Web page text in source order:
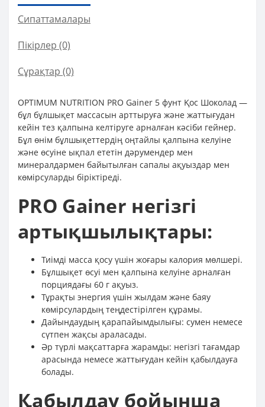
Сипаттамалары
Пікірлер (0)
Сұрақтар (0)
OPTIMUM NUTRITION PRO Gainer 5 фунт Қос Шоколад —
бұл бұлшықет массасын арттыруға және жаттығудан
кейін тез қалпына келтіруге арналған кәсіби гейнер.
Бұл өнім бұлшықеттердің оңтайлы қалпына келуіне
және өсуіне ықпал ететін дәрумендер мен
минералдармен байытылған сапалы ақуыздар мен
көмірсуларды біріктіреді.
PRO Gainer негізгі
артықшылықтары:
Тиімді масса қосу үшін жоғары калория мөлшері.
Бұлшықет өсуі мен қалпына келуіне арналған
порциядағы 60 г ақуыз.
Тұрақты энергия үшін жылдам және баяу
көмірсулардың теңдестірілген құрамы.
Дайындаудың қарапайымдылығы: сумен немесе
сүтпен жақсы араласады.
Әр түрлі мақсаттарға жарамды: негізгі тағамдар
арасында немесе жаттығудан кейін қабылдауға
болады.
Қабылдау бойынша